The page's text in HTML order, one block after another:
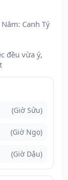
Canh Tý
đều vừa ý,
(Giờ Sửu)
(Giờ Ngọ)
(Giờ Dậu)